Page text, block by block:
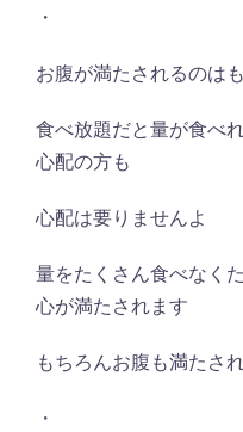
・
お腹が満たされるのは
食べ放題だと量が食べ
心配の方も
心配は要りませんよ
量をたくさん食べなく
心が満たされます
もちろんお腹も満たさ
・